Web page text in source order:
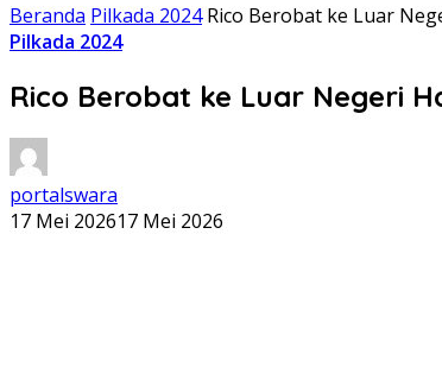
Beranda Pilkada 2024 Rico Berobat ke Luar
Pilkada 2024
Rico Berobat ke Luar Negeri
portalswara
17 Mei 202617 Mei 2026